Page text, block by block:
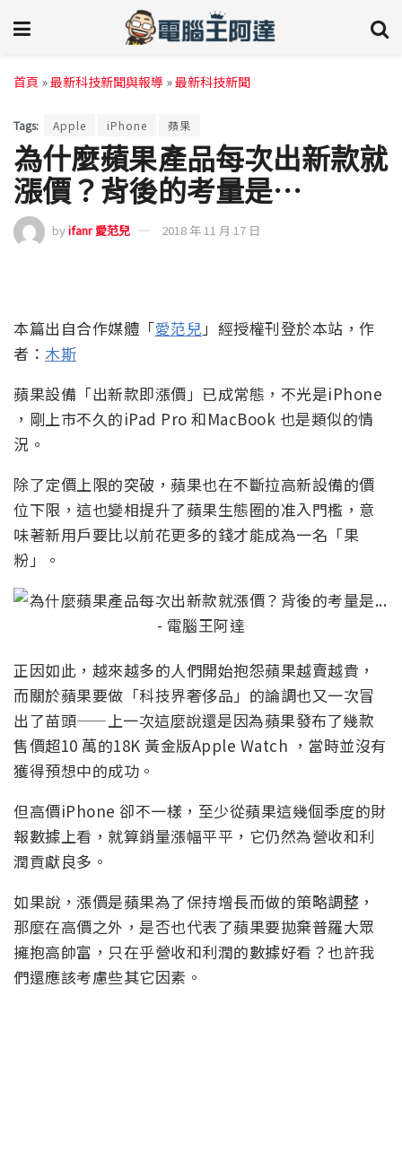
首頁 »最新科技新聞與報導 »最新科技新聞
Tags: Apple iPhone 蘋果
為什麼蘋果產品每次出新款就
漲價？背後的考量是…
byifanr 愛范兒 2018 年 11 月 17 日
本篇出自合作媒體「愛范兒」經授權刊登於本站，作
者： 木斯
蘋果設備「出新款即漲價」已成常態，不光是iPhone
，剛上市不久的iPad Pro 和MacBook 也是類似的情
況。
除了定價上限的突破，蘋果也在不斷拉高新設備的價
位下限，這也變相提升了蘋果生態圈的准入門檻，意
味著新用戶要比以前花更多的錢才能成為一名「果
粉」。
正因如此，越來越多的人們開始抱怨蘋果越賣越貴，
而關於蘋果要做「科技界奢侈品」的論調也又一次冒
出了苗頭——上一次這麼說還是因為蘋果發布了幾款
售價超10 萬的18K 黃金版Apple Watch ，當時並沒有
獲得預想中的成功。
但高價iPhone 卻不一樣，至少從蘋果這幾個季度的財
報數據上看，就算銷量漲幅平平，它仍然為營收和利
潤貢獻良多。
如果說，漲價是蘋果為了保持增長而做的策略調整，
那麼在高價之外，是否也代表了蘋果要拋棄普羅大眾
擁抱高帥富，只在乎營收和利潤的數據好看？也許我
們還應該考慮些其它因素。